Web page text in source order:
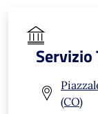
Servizio
(CO)